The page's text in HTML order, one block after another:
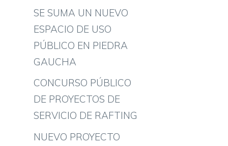
SE SUMA UN NUEVO
ESPACIO DE USO
PÚBLICO EN PIEDRA
GAUCHA
CONCURSO PÚBLICO
DE PROYECTOS DE
SERVICIO DE RAFTING
NUEVO PROYECTO